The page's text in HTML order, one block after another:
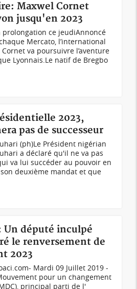
Maxwel Cornet
jusqu'en 2023
prolongation ce jeudiAnnoncé
Mercato, l’international
va poursuivre l’aventure
Lyonnais.Le natif de Bregbo
2023,
pas de successeur
(ph)Le Président nigérian
a déclaré qu'il ne va pas
va lui succéder au pouvoir en
deuxième mandat et que
Un député inculpé
le renversement de
2023
Mardi 09 Juillet 2019 -
pour un changement
principal parti de l'